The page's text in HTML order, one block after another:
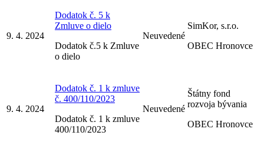
9. 4. 2024
Dodatok č. 5 k
Zmluve o dielo
Dodatok č.5 k Zmluve
o dielo
Neuvedené
SimKor, s.r.o.
OBEC Hronovce
9. 4. 2024
Dodatok č. 1 k zmluve
č. 400/110/2023
Dodatok č. 1 k zmluve
400/110/2023
Neuvedené
Štátny fond
rozvoja bývania
OBEC Hronovce